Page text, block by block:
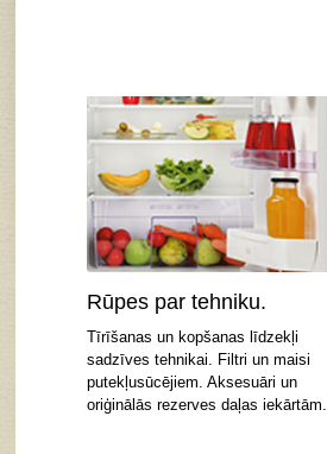
Rūpes par tehniku.
Tīrīšanas un kopšanas līdzekļi
sadzīves tehnikai. Filtri un maisi
putekļusūcējiem. Aksesuāri un
oriģinālās rezerves daļas iekārtām.